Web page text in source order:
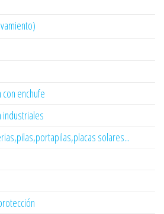
enchufe
industriales
solares...